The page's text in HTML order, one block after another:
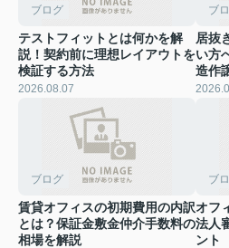
ブログ
テストフィットとは何かを解
説！契約前に理想レイアウトを
検証する方法
2026.08.07
ブ
居抜
い方
造作
ブログ
賃貸オフィスの初期費用の内訳
とは？保証金敷金仲介手数料の
相場を解説
ブ
オフ
法人
ント